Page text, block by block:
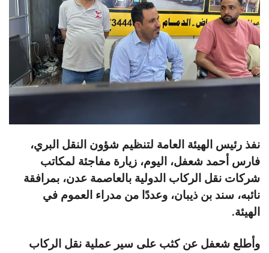
نفذ رئيس الهيئة العامة لتنظيم شؤون النقل البري،
فارس أحمد شعفل، اليوم، زيارة مفاجئة لمكاتب
شركات نقل الركاب الدولية بالعاصمة عدن، بمرافقة
نائبه، سند بن ذيبان، وعددًا من مدراء العموم في
الهيئة.
وأطلع شعفل عن كثب على سير عملية نقل الركاب